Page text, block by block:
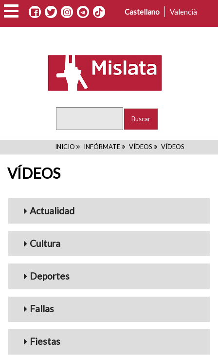
Pasar
al
contenido
Castellano Valencià
RUTA
INICIO INFÓRMATE VÍDEOS VÍDEOS
VÍDEOS
Menu_Videos
Actualidad
Cultura
Deportes
Fallas
Fiestas